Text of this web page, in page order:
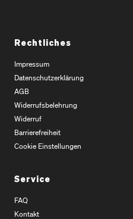
Rechtliches
Impressum
Datenschutzerklärung
AGB
Widerrufsbelehrung
Widerruf
Barrierefreiheit
Cookie Einstellungen
Service
FAQ
Kontakt